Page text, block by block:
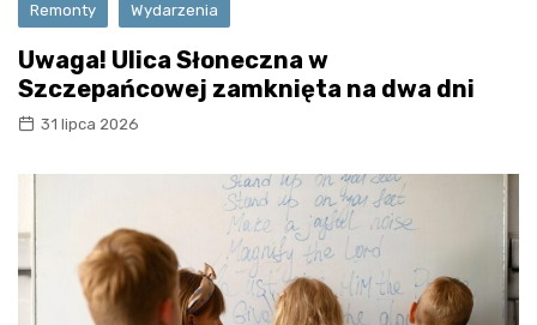
Remonty Wydarzenia
Uwaga! Ulica Słoneczna w
Szczepańcowej zamknięta na dwa dni
31 lipca 2026